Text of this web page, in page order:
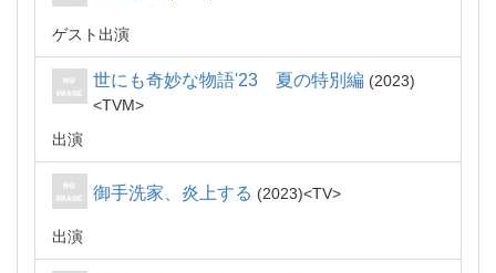
ゲスト出演
世にも奇妙な物語'23 夏の特別編
2023
TVM
出演
御手洗家、炎上する 2023 TV
出演